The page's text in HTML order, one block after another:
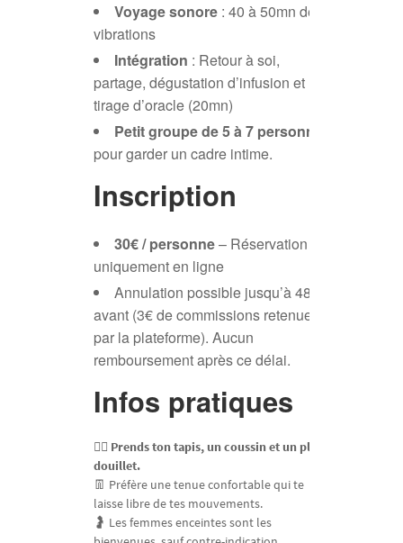
Voyage sonore : 40 à 50mn de
vibrations
Intégration : Retour à soi,
partage, dégustation d’infusion et
tirage d’oracle (20mn)
Petit groupe de 5 à 7 personnes
pour garder un cadre intime.
Inscription
30€ / personne– Réservation
uniquement en ligne
Annulation possible jusqu’à 48h
avant (3€ de commissions retenues
par la plateforme). Aucun
remboursement après ce délai.
Infos pratiques
🧘‍♀️ Prends ton tapis, un coussin et un plaid
douillet.
👖 Préfère une tenue confortable qui te
laisse libre de tes mouvements.
🤰 Les femmes enceintes sont les